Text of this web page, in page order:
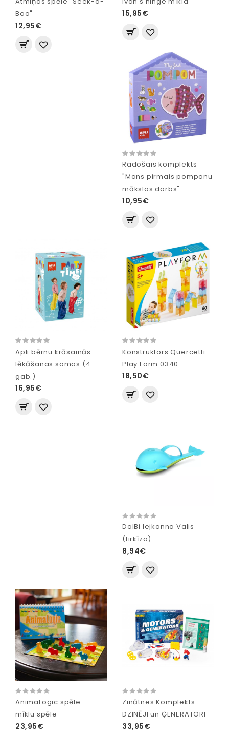
Boo"
12,95€
15,95€
Radošais komplekts
"Mans pirmais pomponu
mākslas darbs"
10,95€
Apli bērnu krāsainās
lēkāšanas somas (4
gab.)
16,95€
Konstruktors Quercetti
Play Form 0340
18,50€
DolBi lejkanna Valis
(tirkīza)
8,94€
AnimaLogic spēle -
mīklu spēle
23,95€
Zinātnes Komplekts -
DZINĒJI un ĢENERATORI
33,95€